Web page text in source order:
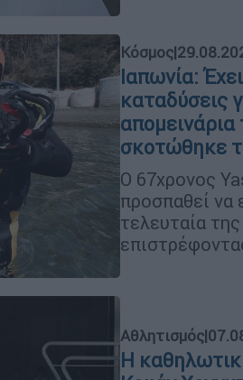
Κόσμος|
Ιαπωνία:
καταδύσεις
σκοτώθηκε
Ο 67χρονος
προσπαθεί να
τελευταία της
Αθλητισμός|
Η